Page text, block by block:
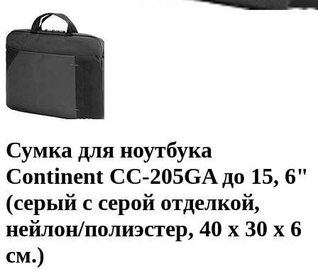
Сумка для ноутбука
Continent CC-205GA до 15, 6"
(серый с серой отделкой,
нейлон/­полиэстер, 40 x 30 x 6
см.)